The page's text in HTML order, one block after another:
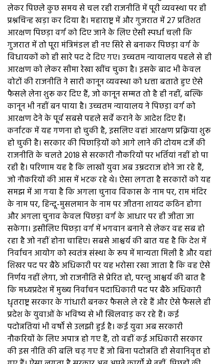
लेकर पिछले कुछ समय से चल रही राजनीति में पूरी व्यवस्था पर ही
प्रश्नचिन्ह खड़ा कर दिया है। महाराष्ट्र में और गुजरात में 27 प्रतिशत
आरक्षण पिछड़ा वर्ग को दिए जाने के लिए ऐसी स्पर्धा चली कि
गुजरात में तो पूरा मंत्रिमंडल ही नए सिरे से बनाकर पिछड़ा वर्ग के
विधायकों को ही सारे पद दे दिए गए। उच्चतम न्यायालय पहले से ही
आरक्षण को लेकर सीमा रेखा खींच चुका है। इसके बाद भी केवल
वोटों की राजनीति ने सारी कानून व्यवस्था को धत्ता बताते हुए ऐसे
फैसले लेना शुरू कर दिए हैं, जो कानून सम्मत तो है ही नहीं, बल्कि
कानून भी नहीं बन पाया है। उच्चतम न्यायालय ने पिछड़ा वर्ग को
आरक्षण देने के पूर्व सबसे पहले सर्वे कराने के आदेश दिए हैं।
कर्नाटक में यह गणना हो चुकी है, इसलिए वहां आरक्षण प्रक्रिया शुरू
हो चुकी है। सरकार की पिछाड़ियों को आगे लाने की दोयम दर्जे की
राजनीति के चलते 2018 से सरकारी नौकरियों पर भर्तियां नहीं हो पा
रही है। परिणाम यह है कि लाखों युवा अब उम्रदराज होने जा रहे हैं,
जो नौकरियों की आस में भटक रहे थे। ऐसा लगता है सरकारों को यह
समझ में आ गया है कि अगला चुनाव विकास के नाम पर, राम मंदिर
के नाम पर, हिन्दू-मुसलमान के नाम पर जीतना शायद कठिन होगा
और अगला चुनाव केवल पिछड़ा वर्ग के आधार पर ही जीता जा
सकेगा। इसीलिए पिछड़ा वर्ग में भगवान बनाने से लेकर वह सब हो
रहा है जो नहीं होना चाहिए। सबसे आश्चर्य की बात यह है कि देश में
निर्वाचन आयोग को स्वतंत्र संस्था के रूप में मान्यता मिली है और यहां
शिखर पद पर बैठे अधिकारी पर यह भरोसा रखा जाता है कि वह ऐसे
निर्णय नहीं लेगा, जो राजनीति से प्रेरित हो, परन्तु आश्चर्य की बात है
कि मध्यप्रदेश में मुख्य निर्वाचन पदाधिकारी पद पर बैठे अधिकारी
धृतराष्ट्र सरकार के गांधारी बनकर फैसले ले रहे हैं और ऐसे फैसले ही
प्रदेश के युवाओं के भविष्य से भी खिलवाड़ कर रहे हैं। कई
पदोन्नतियां भी वर्षों से उलझी हुई है। कई युवा अब सरकारी
नौकरियों के लिए अपात्र हो गए हैं, तो वहीं कई अधिकारी सरकार
की इस नीति की बलि चढ़ गए हैं जो बिना पदोन्नति ही सेवानिवृत्त हो